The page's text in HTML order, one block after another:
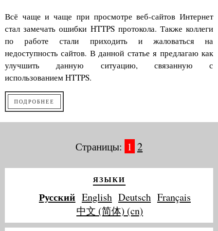
Всё чаще и чаще при просмотре веб-сайтов Интернет
стал замечать ошибки HTTPS протокола. Также коллеги
по работе стали приходить и жаловаться на
недоступность сайтов. В данной статье я предлагаю как
улучшить данную ситуацию, связанную с
использованием HTTPS.
ПОДРОБНЕЕ
Страницы: 1 2
ЯЗЫКИ
Русский English Deutsch Français
中文 (简体) (cn)